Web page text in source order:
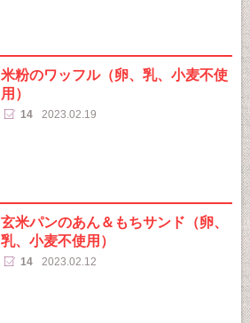
米粉のワッフル（卵、乳、小麦不使
用）
14 2023.02.19
玄米パンのあん＆もちサンド（卵、
乳、小麦不使用）
14 2023.02.12